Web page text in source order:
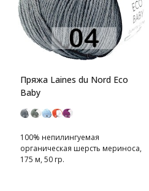
Пряжа Laines du Nord Eco
Baby
100% непилингуемая
органическая шерсть мериноса,
175 м, 50 гр.